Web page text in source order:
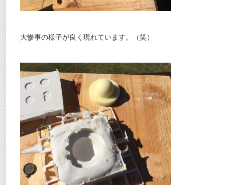
大惨事の様子が良く現れています。（笑）